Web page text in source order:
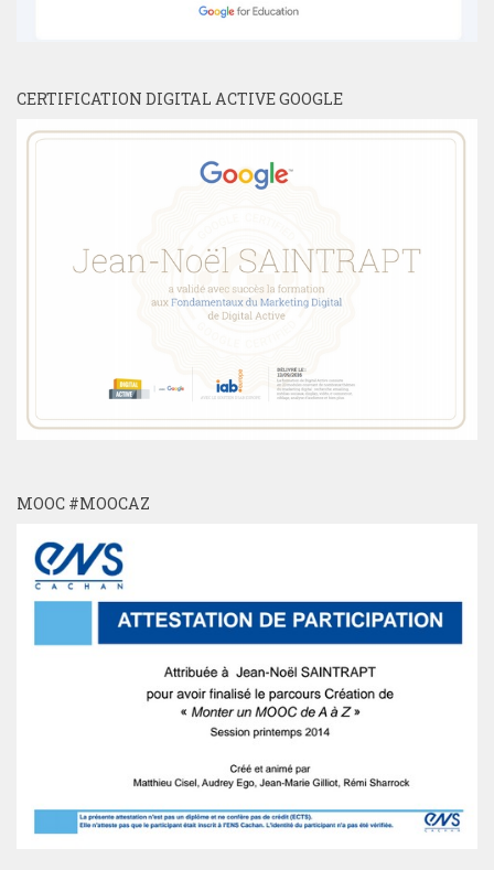
CERTIFICATION DIGITAL ACTIVE GOOGLE
MOOC #MOOCAZ